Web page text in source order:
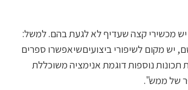
יש מכשירי קצה שעדיף לא לגעת בהם. למשל:
יש מקום לשיפורי ביצועיםשיאפשרו ספרים
תכונות נוספות דוגמת אנימציה משוכללת
של ממש".